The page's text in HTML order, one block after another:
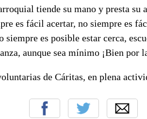
tiende su mano y presta su
es fácil acertar, no siempre es
es posible estar cerca,
aunque sea mínimo ¡Bien por
de Cáritas, en plena